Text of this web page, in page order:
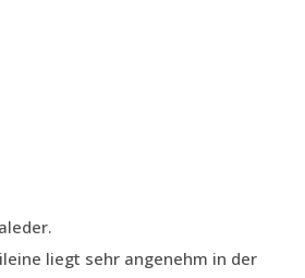
liegt sehr angenehm in der